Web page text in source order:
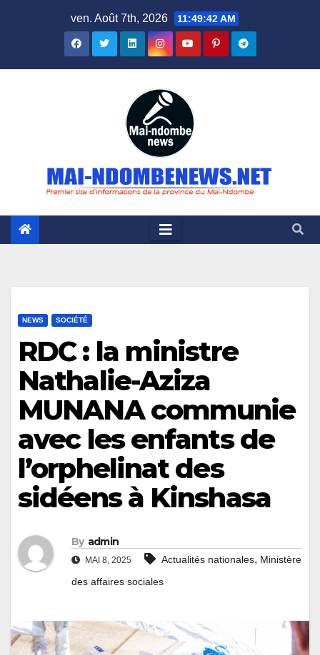
ven. Août 7th, 2026 11:49:44 AM
NEWS SOCIÉTÉ
RDC : la ministre
Nathalie-Aziza
MUNANA communie
avec les enfants de
l’orphelinat des
sidéens à Kinshasa
By admin
MAI 8, 2025 Actualités nationales, Ministère
des affaires sociales